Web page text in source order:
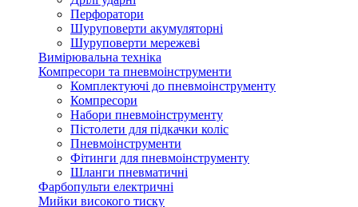
Перфоратори
Шуруповерти акумуляторні
Шуруповерти мережеві
Вимірювальна техніка
Компресори та пневмоінструменти
Комплектуючі до пневмоінструменту
Компресори
Набори пневмоінструменту
Пістолети для підкачки коліс
Пневмоінструменти
Фітинги для пневмоінструменту
Шланги пневматичні
Фарбопульти електричні
Мийки високого тиску